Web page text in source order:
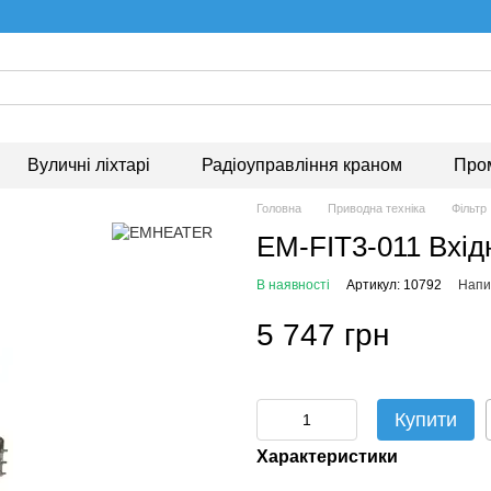
Вуличні ліхтарі Радіоуправління краном
Головна Приводна техніка Фільтр
EM-FIT3-011
В наявності Артикул: 10792
5 747 грн
Купити
Характеристики